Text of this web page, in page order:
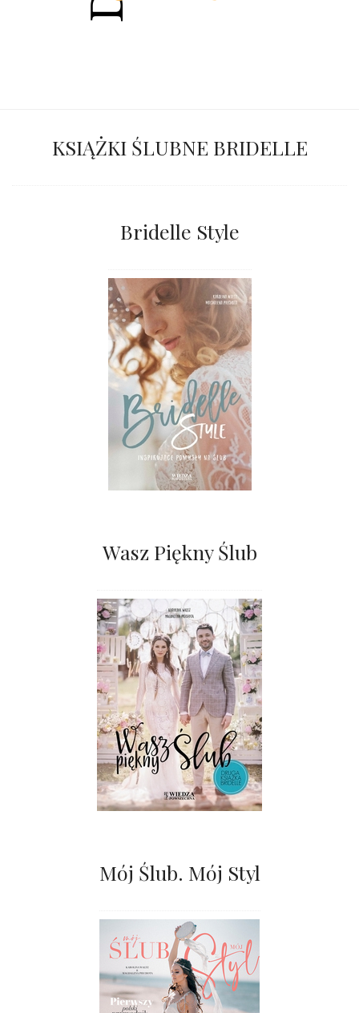
KSIĄŻKI ŚLUBNE BRIDELLE
Bridelle Style
Wasz Piękny Ślub
Mój Ślub. Mój Styl